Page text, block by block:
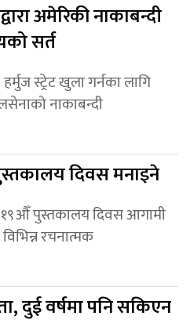
अमेरिकी नाकाबन्दी
सर्त
स्ट्रेट खुला गर्नका लागि
नाकाबन्दी
दिवस मनाइने
१९औँ पुस्तकालय दिवस आगामी
रचनात्मक
दुई वर्षमा पनि सकिएन